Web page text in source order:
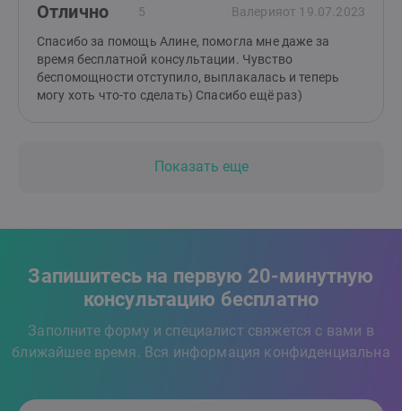
Отлично 5 Валерияот 19.07.2023
Спасибо за помощь Алине, помогла мне даже за
время бесплатной консультации. Чувство
беспомощности отступило, выплакалась и теперь
могу хоть что-то сделать) Спасибо ещё раз)
Показать еще
Запишитесь на первую 20-минутную
консультацию бесплатно
Заполните форму и специалист свяжется с вами в
ближайшее время. Вся информация конфиденциальна